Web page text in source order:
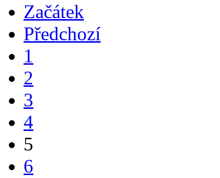
Začátek
Předchozí
1
2
3
4
5
6